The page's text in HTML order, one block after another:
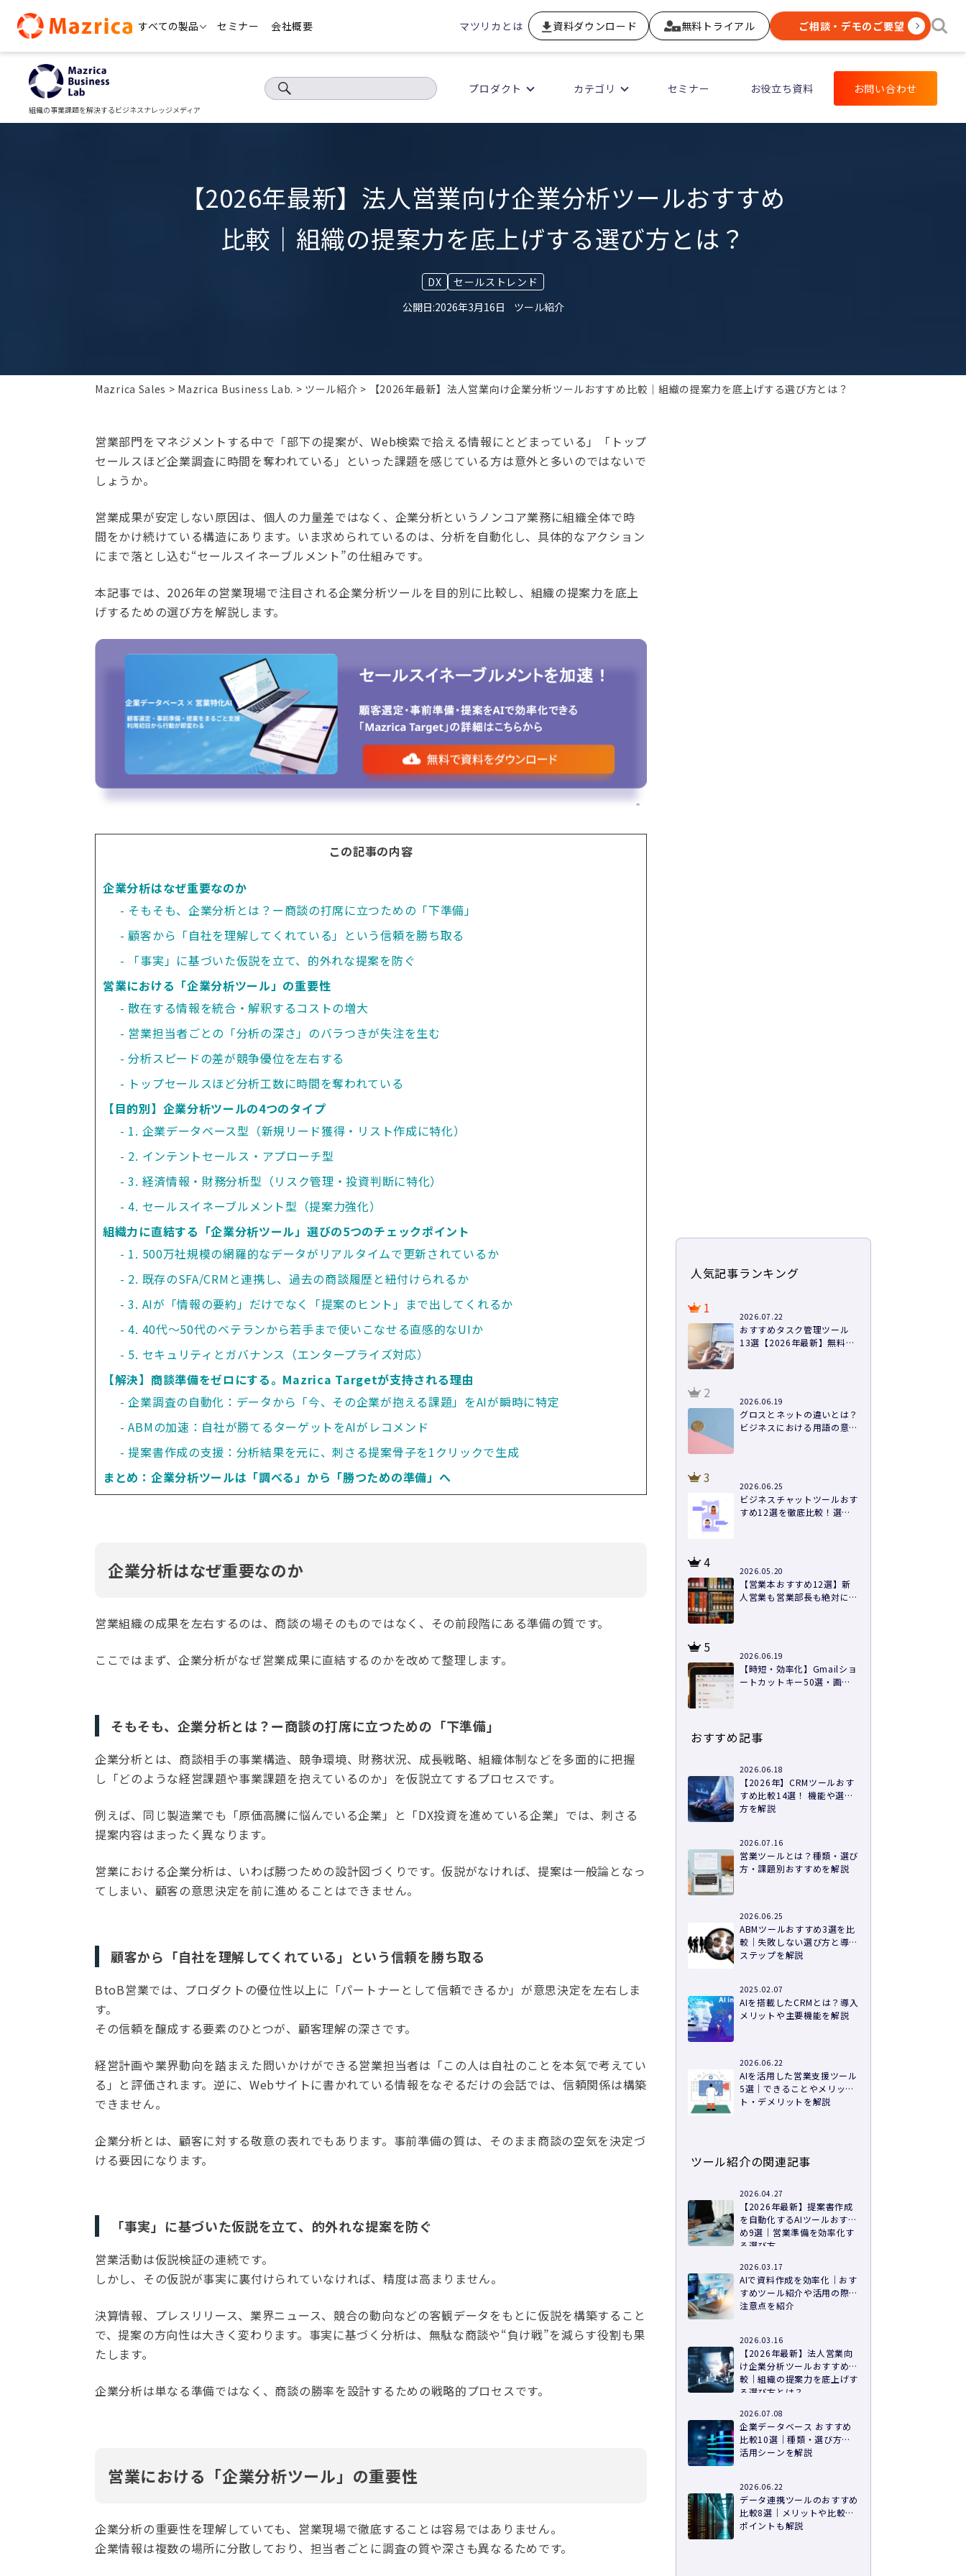
content
すべての製品 セミナー 会社概要 マツリカとは 資料ダウンロード 無料トライアル ご相談・デモのご要望
組織の事業課題を解決するビジネスナレッジメディア
プロダクト カテゴリ セミナー お役立ち資料 お問い合わせ
【2026年最新】法人営業向け企業分析ツールおすすめ
比較｜組織の提案力を底上げする選び方とは？
DX
セールストレンド
2026年3月16日
ツール紹介
Mazrica Sales Mazrica Business Lab. ツール紹介 【2026年最新】法人営業向け企業分析ツールおすすめ比較｜組織の提案力を底上げする選び方とは？
営業部門をマネジメントする中で「部下の提案が、Web検索で拾える情報にとどまっている」「トップ
セールスほど企業調査に時間を奪われている」といった課題を感じている方は意外と多いのではないで
しょうか。
営業成果が安定しない原因は、個人の力量差ではなく、企業分析というノンコア業務に組織全体で時
間をかけ続けている構造にあります。いま求められているのは、分析を自動化し、具体的なアクション
にまで落とし込む“セールスイネーブルメント”の仕組みです。
本記事では、2026年の営業現場で注目される企業分析ツールを目的別に比較し、組織の提案力を底上
げするための選び方を解説します。
この記事の内容
企業分析はなぜ重要なのか
そもそも、企業分析とは？ー商談の打席に立つための「下準備」
顧客から「自社を理解してくれている」という信頼を勝ち取る
「事実」に基づいた仮説を立て、的外れな提案を防ぐ
営業における「企業分析ツール」の重要性
散在する情報を統合・解釈するコストの増大
営業担当者ごとの「分析の深さ」のバラつきが失注を生む
分析スピードの差が競争優位を左右する
トップセールスほど分析工数に時間を奪われている
【目的別】企業分析ツールの4つのタイプ
1. 企業データベース型（新規リード獲得・リスト作成に特化）
2. インテントセールス・アプローチ型
3. 経済情報・財務分析型（リスク管理・投資判断に特化）
4. セールスイネーブルメント型（提案力強化）
組織力に直結する「企業分析ツール」選びの5つのチェックポイント
1. 500万社規模の網羅的なデータがリアルタイムで更新されているか
2. 既存のSFA/CRMと連携し、過去の商談履歴と紐付けられるか
3. AIが「情報の要約」だけでなく「提案のヒント」まで出してくれるか
4. 40代〜50代のベテランから若手まで使いこなせる直感的なUIか
5. セキュリティとガバナンス（エンタープライズ対応）
【解決】商談準備をゼロにする。Mazrica Targetが支持される理由
企業調査の自動化：データから「今、その企業が抱える課題」をAIが瞬時に特定
ABMの加速：自社が勝てるターゲットをAIがレコメンド
提案書作成の支援：分析結果を元に、刺さる提案骨子を1クリックで生成
まとめ：企業分析ツールは「調べる」から「勝つための準備」へ
企業分析はなぜ重要なのか
営業組織の成果を左右するのは、商談の場そのものではなく、その前段階にある準備の質です。
ここではまず、企業分析がなぜ営業成果に直結するのかを改めて整理します。
そもそも、企業分析とは？ー商談の打席に立つための「下準備」
企業分析とは、商談相手の事業構造、競争環境、財務状況、成長戦略、組織体制などを多面的に把握
し「どのような経営課題や事業課題を抱えているのか」を仮説立てするプロセスです。
例えば、同じ製造業でも「原価高騰に悩んでいる企業」と「DX投資を進めている企業」では、刺さる
提案内容はまったく異なります。
営業における企業分析は、いわば勝つための設計図づくりです。仮説がなければ、提案は一般論となっ
てしまい、顧客の意思決定を前に進めることはできません。
顧客から「自社を理解してくれている」という信頼を勝ち取る
BtoB営業では、プロダクトの優位性以上に「パートナーとして信頼できるか」が意思決定を左右しま
す。
その信頼を醸成する要素のひとつが、顧客理解の深さです。
経営計画や業界動向を踏まえた問いかけができる営業担当者は「この人は自社のことを本気で考えてい
る」と評価されます。逆に、Webサイトに書かれている情報をなぞるだけの会話では、信頼関係は構築
できません。
企業分析とは、顧客に対する敬意の表れでもあります。事前準備の質は、そのまま商談の空気を決定づ
ける要因になります。
「事実」に基づいた仮説を立て、的外れな提案を防ぐ
営業活動は仮説検証の連続です。
しかし、その仮説が事実に裏付けられていなければ、精度は高まりません。
決算情報、プレスリリース、業界ニュース、競合の動向などの客観データをもとに仮説を構築すること
で、提案の方向性は大きく変わります。事実に基づく分析は、無駄な商談や“負け戦”を減らす役割も果
たします。
企業分析は単なる準備ではなく、商談の勝率を設計するための戦略的プロセスです。
営業における「企業分析ツール」の重要性
企業分析の重要性を理解していても、営業現場で徹底することは容易ではありません。
企業情報は複数の場所に分散しており、担当者ごとに調査の質や深さも異なるためです。
人気記事ランキング
1
2026.07.22
おすすめタスク管理ツール
13選【2026年最新】無料あ
2
2026.06.19
グロスとネットの違いとは？
ビジネスにおける用語の意味
3
2026.06.25
ビジネスチャットツールおす
すめ12選を徹底比較！選び
4
2026.05.20
【営業本おすすめ12選】新
人営業も営業部長も絶対に読
5
2026.06.19
【時短・効率化】Gmailショ
ートカットキー50選・画像
おすすめ記事
2026.06.18
【2026年】CRMツールおす
すめ比較14選！ 機能や選び
方を解説
2026.07.16
営業ツールとは？種類・選び
方・課題別おすすめを解説
2026.06.25
ABMツールおすすめ3選を比
較｜失敗しない選び方と導入
ステップを解説
2025.02.07
AIを搭載したCRMとは？導入
メリットや主要機能を解説
2026.06.22
AIを活用した営業支援ツール
5選｜できることやメリッ
ト・デメリットを解説
ツール紹介の関連記事
2026.04.27
【2026年最新】提案書作成
を自動化するAIツールおすす
め9選｜営業準備を効率化す
る選び方
2026.03.17
AIで資料作成を効率化｜おす
すめツール紹介や活用の際の
注意点を紹介
2026.03.16
【2026年最新】法人営業向
け企業分析ツールおすすめ比
較｜組織の提案力を底上げす
る選び方とは？
2026.07.08
企業データベース おすすめ
比較10選｜種類・選び方・
活用シーンを解説
2026.06.22
データ連携ツールのおすすめ
比較8選｜メリットや比較の
ポイントも解説